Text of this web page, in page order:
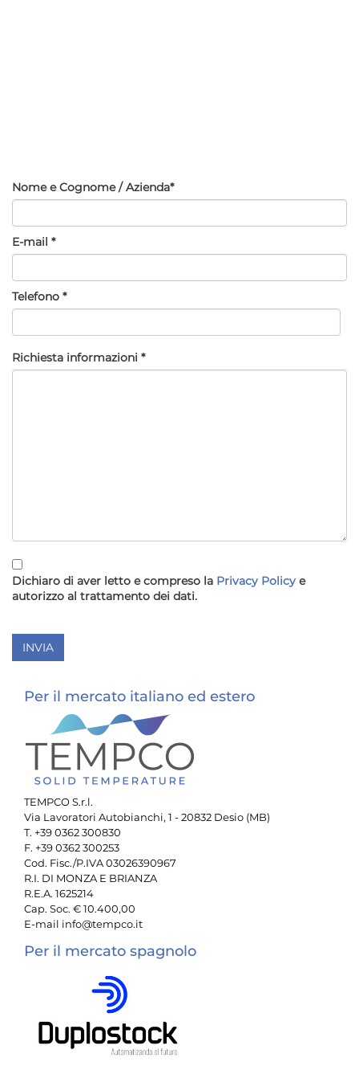
Nome e Cognome / Azienda*
E-mail *
Telefono *
Richiesta informazioni *
Dichiaro di aver letto e compreso la Privacy Policy e
autorizzo al trattamento dei dati.
Per il mercato italiano ed estero
TEMPCO S.r.l.
Via Lavoratori Autobianchi, 1 - 20832 Desio (MB)
T. +39 0362 300830
F. +39 0362 300253
Cod. Fisc./P.IVA 03026390967
R.I. DI MONZA E BRIANZA
R.E.A. 1625214
Cap. Soc. € 10.400,00
E-mail info@tempco.it
Per il mercato spagnolo